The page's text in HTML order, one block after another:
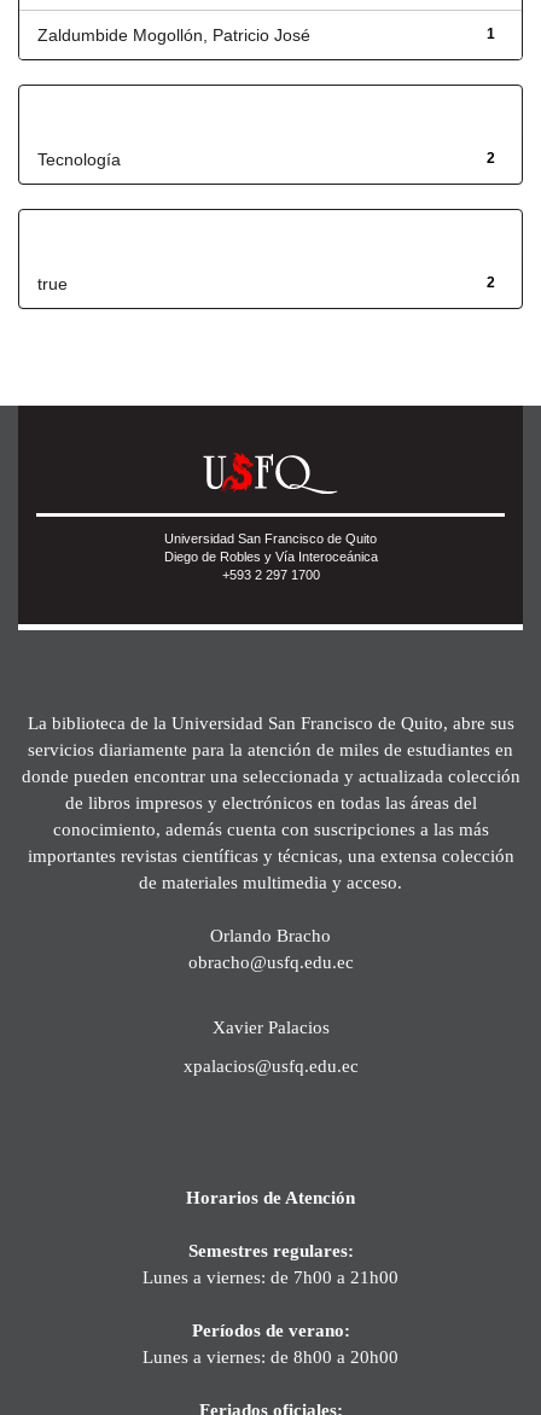
1
Zaldumbide Mogollón, Patricio José
2
Tecnología
2
true
Universidad San Francisco de Quito
Diego de Robles y Vía Interoceánica
+593 2 297 1700
La biblioteca de la Universidad San Francisco de Quito, abre sus
servicios diariamente para la atención de miles de estudiantes en
donde pueden encontrar una seleccionada y actualizada colección
de libros impresos y electrónicos en todas las áreas del
conocimiento, además cuenta con suscripciones a las más
importantes revistas científicas y técnicas, una extensa colección
de materiales multimedia y acceso.
Orlando Bracho
obracho@usfq.edu.ec
Xavier Palacios
xpalacios@usfq.edu.ec
Horarios de Atención
Semestres regulares:
Lunes a viernes: de 7h00 a 21h00
Períodos de verano:
Lunes a viernes: de 8h00 a 20h00
Feriados oficiales: